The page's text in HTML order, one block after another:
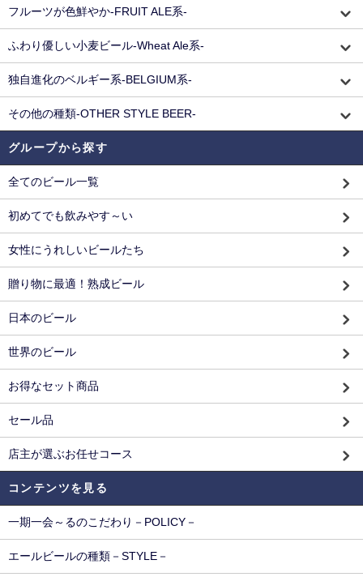
フルーツが色鮮やか-FRUIT ALE系-
ふわり優しい小麦ビール-Wheat Ale系-
独自進化のベルギー系-BELGIUM系-
その他の種類-OTHER STYLE BEER-
グループから探す
全てのビール一覧
初めてでも飲みやす～い
女性にうれしいビールたち
贈り物に最適！熟成ビール
日本のビール
世界のビール
お得なセット商品
セール品
店主が選ぶお任せコース
コンテンツを見る
一期一会～るのこだわり－POLICY－
エールビールの種類－STYLE－